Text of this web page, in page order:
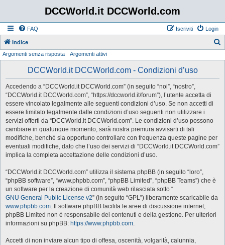
DCCWorld.it DCCWorld.com
FAQ Login
Iscriviti
Indice
Argomenti senza risposta Argomenti attivi
DCCWorld.it DCCWorld.com - Condizioni d’uso
Accedendo a “DCCWorld.it DCCWorld.com” (in seguito “noi”, “nostro”,
“DCCWorld.it DCCWorld.com”, “https://dccworld.it/forum”), l’utente accetta di
essere vincolato legalmente alle seguenti condizioni d’uso. Se non accetti di
essere limitato legalmente dalle condizioni d’uso seguenti non utilizzare i
servizi offerti da “DCCWorld.it DCCWorld.com”. Le condizioni d’uso possono
cambiare in qualunque momento, sarà nostra premura avvisarti di tali
modifiche, benché sia opportuno controllare con frequenza queste pagine per
eventuali modifiche, dato che l’uso dei servizi di “DCCWorld.it DCCWorld.com”
implica la completa accettazione delle condizioni d’uso.
“DCCWorld.it DCCWorld.com” utilizza il sistema phpBB (in seguito “loro”,
“phpBB software”, “www.phpbb.com”, “phpBB Limited”, “phpBB Teams”) che è
un software per la creazione di comunità web rilasciata sotto “
GNU General Public License v2” (in seguito “GPL”) liberamente scaricabile da
www.phpbb.com. Il software phpBB facilita le aree di discussione internet;
phpBB Limited non è responsabile dei contenuti e della gestione. Per ulteriori
informazioni su phpBB: https://www.phpbb.com.
Accetti di non inviare alcun tipo di offesa, oscenità, volgarità, calunnia,